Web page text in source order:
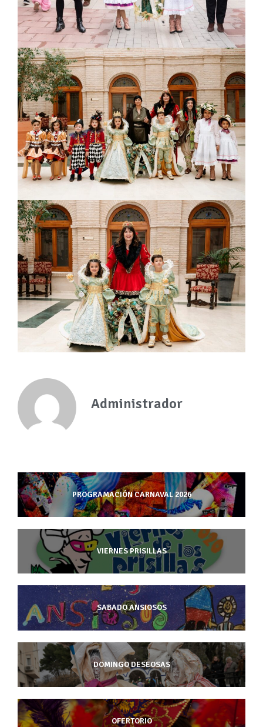
Administrador
PROGRAMACIÓN CARNAVAL 2026
VIERNES PRISILLAS
SABADO ANSIOSOS
DOMINGO DESEOSAS
OFERTORIO